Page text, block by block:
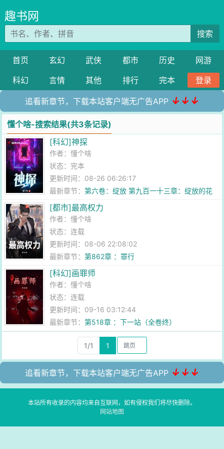
趣书网
搜索
首页 玄幻 武侠 都市 历史
网游
科幻
言情 其他 排行 完本 登录
追看新章节，下载本站客户端无广告APP ↓↓↓
懂个啥-搜索结果(共3条记录)
[科幻]神探
作者：懂个啥
状态：完本
更新时间：08-26 06:26:17
最新章节：第六卷：绽放 第九百一十三章：绽放的花
儿（终章）
[都市]最高权力
作者：懂个啥
状态：连载
更新时间：08-06 22:08:02
最新章节：第862章 ：罪行
[科幻]画罪师
作者：懂个啥
状态：连载
更新时间：09-16 03:12:44
最新章节：第518章 ：下一站（全卷终）
1/1 1
追看新章节，下载本站客户端无广告APP ↓↓↓
本站所有收录的内容均来自互联网，如有侵权我们将尽快删除。
网站地图